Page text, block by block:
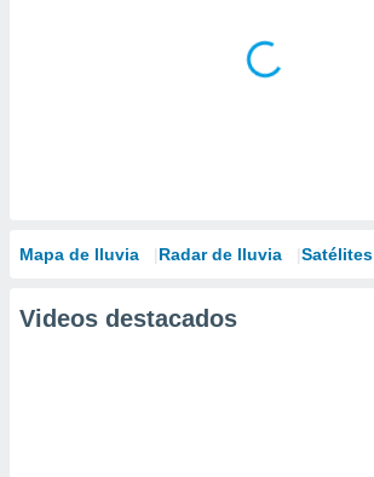
Mapa de lluvia Radar de lluvia Satélites
Videos destacados